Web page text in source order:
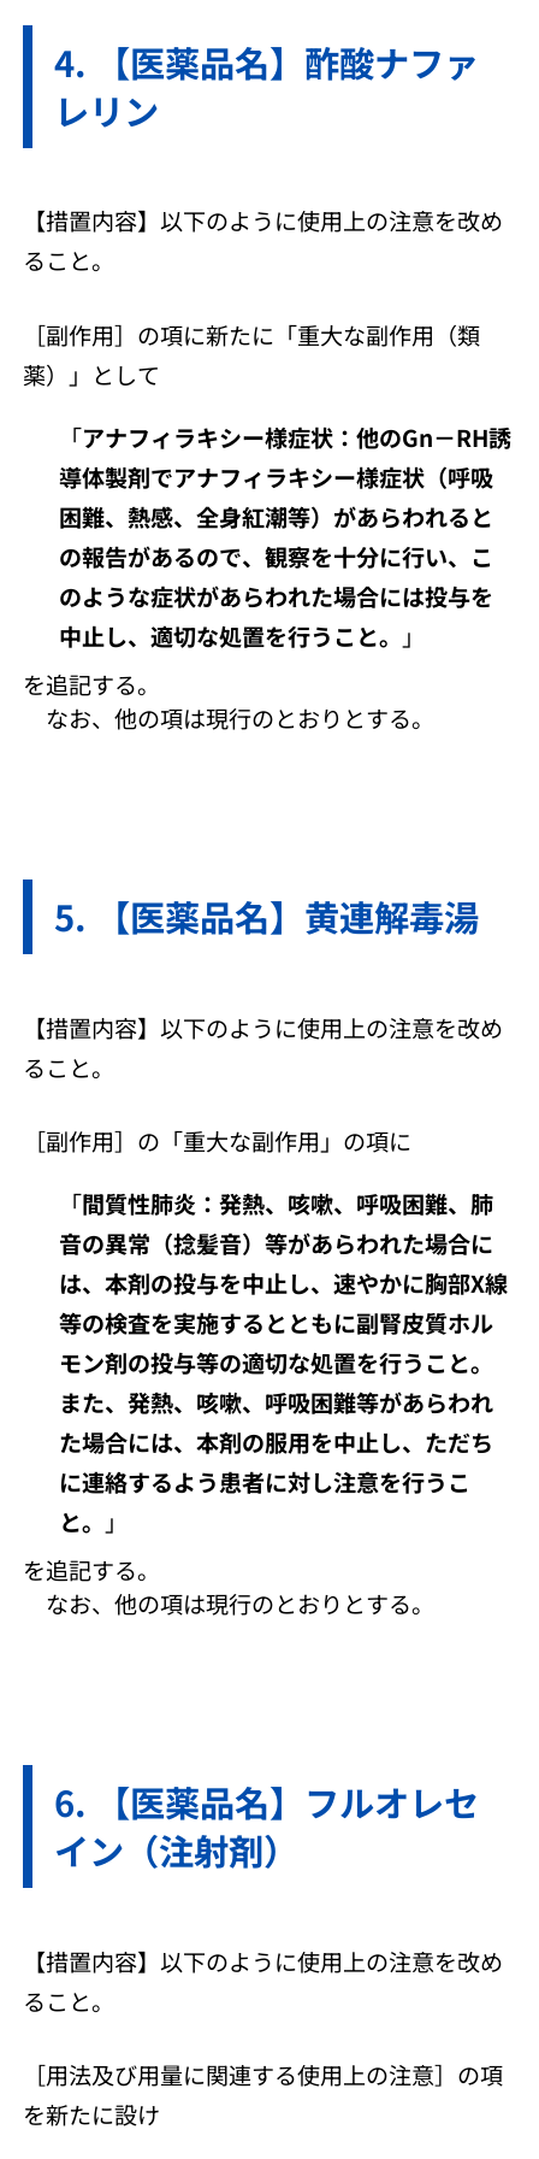
【医薬品名】酢酸ナファ
レリン
【措置内容】以下のように使用上の注意を改め
ること。
［副作用］の項に新たに「重大な副作用（類
薬）」として
「アナフィラキシー様症状：他のGn－RH誘
導体製剤でアナフィラキシー様症状（呼吸
困難、熱感、全身紅潮等）があらわれると
の報告があるので、観察を十分に行い、こ
のような症状があらわれた場合には投与を
中止し、適切な処置を行うこと。
」
を追記する。
なお、他の項は現行のとおりとする。
【医薬品名】黄連解毒湯
【措置内容】以下のように使用上の注意を改め
ること。
［副作用］の「重大な副作用」の項に
「間質性肺炎：発熱、咳嗽、呼吸困難、肺
音の異常（捻髪音）等があらわれた場合に
は、本剤の投与を中止し、速やかに胸部X線
等の検査を実施するとともに副腎皮質ホル
モン剤の投与等の適切な処置を行うこと。
また、発熱、咳嗽、呼吸困難等があらわれ
た場合には、本剤の服用を中止し、ただち
に連絡するよう患者に対し注意を行うこ
と。
」
を追記する。
なお、他の項は現行のとおりとする。
【医薬品名】フルオレセ
イン（注射剤）
【措置内容】以下のように使用上の注意を改め
ること。
［用法及び用量に関連する使用上の注意］の項
を新たに設け